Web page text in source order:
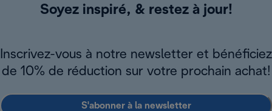
Soyez inspiré, & restez à jour!
Inscrivez-vous à notre newsletter et bénéficiez
de 10% de réduction sur votre prochain achat!
S'abonner à la newsletter